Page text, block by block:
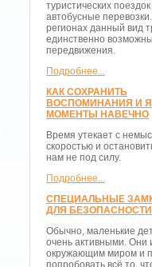
туристических
автобусные
регионах данный вид
единственно
передвижения.
Подробнее...
КАК СОХРАНИТЬ
ВОСПОМИНАНИЯ И
МОМЕНТЫ НАВЕЧНО
Время утекает с
скоростью и
нам не под силу.
Подробнее...
СПЕЦИАЛЬНЫЕ
ДЛЯ БЕЗОПАСНОСТИ
Обычно, маленькие
очень активными. Они
окружающим миром и
попробовать всё то,